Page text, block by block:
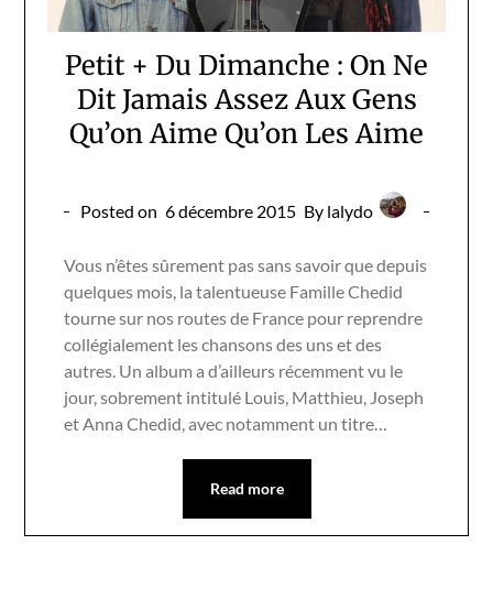
Petit + Du Dimanche : On Ne
Dit Jamais Assez Aux Gens
Qu’on Aime Qu’on Les Aime
Posted on 6 décembre 2015 By lalydo
Vous n’êtes sûrement pas sans savoir que depuis
quelques mois, la talentueuse Famille Chedid
tourne sur nos routes de France pour reprendre
collégialement les chansons des uns et des
autres. Un album a d’ailleurs récemment vu le
jour, sobrement intitulé Louis, Matthieu, Joseph
et Anna Chedid, avec notamment un titre…
Read more